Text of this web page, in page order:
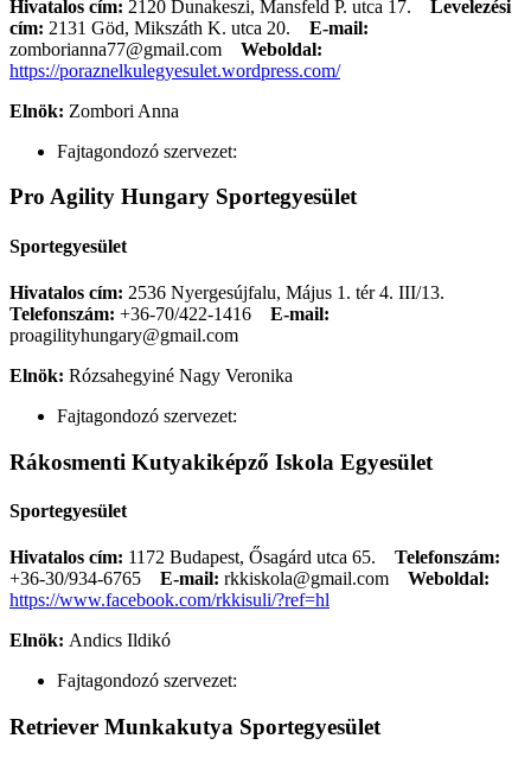
Hivatalos cím: 2120 Dunakeszi, Mansfeld P. utca 17. Levelezési
cím: 2131 Göd, Mikszáth K. utca 20.
E-mail:
zomborianna77@gmail.com
Weboldal:
https://poraznelkulegyesulet.wordpress.com/
Elnök: Zombori Anna
Fajtagondozó szervezet:
Pro Agility Hungary Sportegyesület
Sportegyesület
Hivatalos cím: 2536 Nyergesújfalu, Május 1. tér 4. III/13.
Telefonszám: +36-70/422-1416
E-mail:
proagilityhungary@gmail.com
Elnök: Rózsahegyiné Nagy Veronika
Fajtagondozó szervezet:
Rákosmenti Kutyakiképző Iskola Egyesület
Sportegyesület
Hivatalos cím: 1172 Budapest, Ősagárd utca 65. Telefonszám:
+36-30/934-6765
E-mail: rkkiskola@gmail.com
Weboldal:
https://www.facebook.com/rkkisuli/?ref=hl
Elnök: Andics Ildikó
Fajtagondozó szervezet:
Retriever Munkakutya Sportegyesület